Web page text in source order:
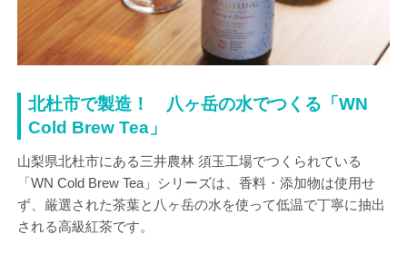
北杜市で製造！ 八ヶ岳の水でつくる「WN
Cold Brew Tea」
山梨県北杜市にある三井農林 須玉工場でつくられている
「WN Cold Brew Tea」シリーズは、香料・添加物は使用せ
ず、厳選された茶葉と八ヶ岳の水を使って低温で丁寧に抽出
される高級紅茶です。